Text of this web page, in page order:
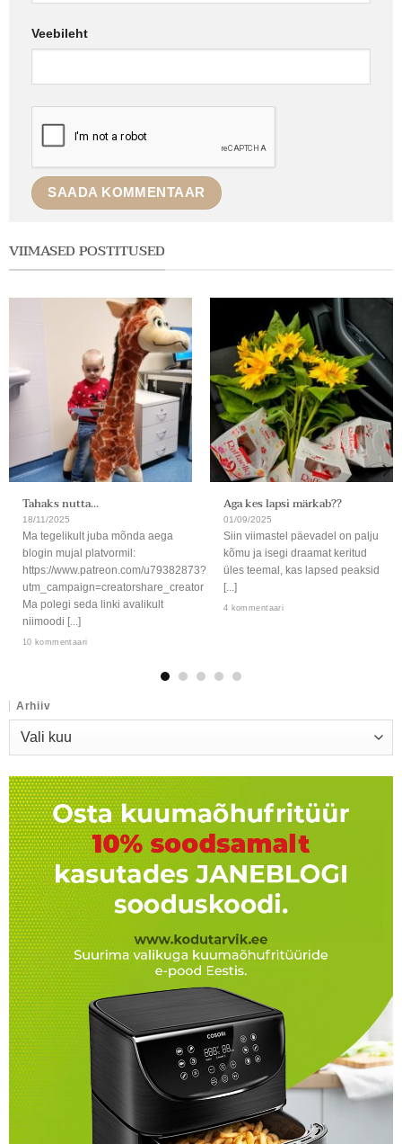
Veebileht
VIIMASED POSTITUSED
Tahaks nutta…
18/11/2025
Ma tegelikult juba mõnda aega
blogin mujal platvormil:
https://www.patreon.com/u79382873?
utm_campaign=creatorshare_creator
Ma polegi seda linki avalikult
niimoodi [...]
10 kommentaari
Aga kes lapsi märkab??
01/09/2025
Siin viimastel päevadel on palju
kõmu ja isegi draamat keritud
üles teemal, kas lapsed peaksid
[...]
4 kommentaari
Arhiiv
Arhiiv